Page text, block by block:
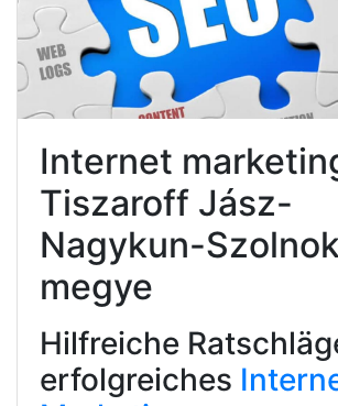
Internet
Tiszaroff Jász-
Nagykun-
megye
Hilfreiche
erfolgreiches